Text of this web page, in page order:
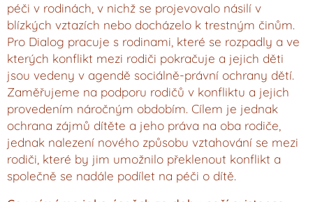
péči v rodinách, v nichž se projevovalo násilí v
blízkých vztazích nebo docházelo k trestným činům.
Pro Dialog pracuje s rodinami, které se rozpadly a ve
kterých konflikt mezi rodiči pokračuje a jejich děti
jsou vedeny v agendě sociálně-právní ochrany dětí.
Zaměřujeme na podporu rodičů v konfliktu a jejich
provedením náročným obdobím. Cílem je jednak
ochrana zájmů dítěte a jeho práva na oba rodiče,
jednak nalezení nového způsobu vztahování se mezi
rodiči, které by jim umožnilo překlenout konflikt a
společně se nadále podílet na péči o dítě.